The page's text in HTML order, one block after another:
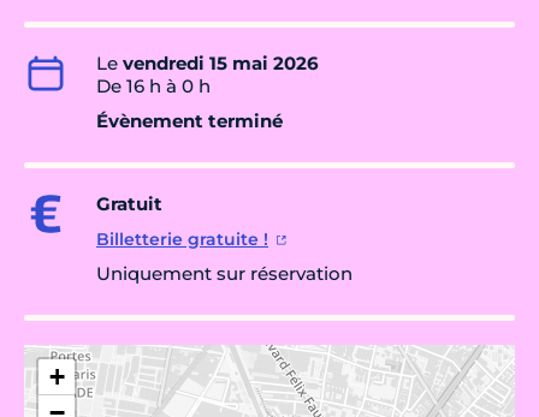
Le vendredi 15 mai 2026
De 16 h à 0 h
Évènement terminé
Gratuit
Billetterie gratuite !
Uniquement sur réservation
+